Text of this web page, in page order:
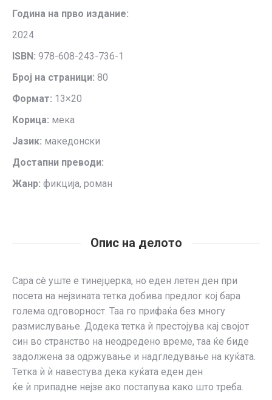
Година на прво издание:
2024
ISBN: 978-608-243-736-1
Број на страници: 80
Формат: 13×20
Корица: мека
Јазик: македонски
Достапни преводи:
Жанр: фикција, роман
Опис на делото
Сара сè уште е тинејџерка, но еден летен ден при
посета на нејзината тетка добива предлог кој бара
голема одговорност. Таа го прифаќа без многу
размислување. Додека тетка ѝ престојува кај својот
син во странство на неодредено време, таа ќе биде
задолжена за одржување и надгледување на куќата.
Тетка ѝ ѝ навестува дека куќата еден ден
ќе ѝ припадне нејзе ако постапува како што треба.